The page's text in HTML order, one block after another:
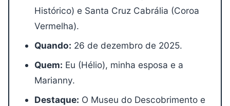
Histórico) e Santa Cruz Cabrália (Coroa
Vermelha).
Quando: 26 de dezembro de 2025.
Quem: Eu (Hélio), minha esposa e a
Marianny.
Destaque: O Museu do Descobrimento e